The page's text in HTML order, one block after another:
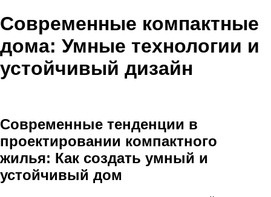
Современные компактные
дома: Умные технологии и
устойчивый дизайн
Современные тенденции в
проектировании компактного
жилья: Как создать умный и
устойчивый дом